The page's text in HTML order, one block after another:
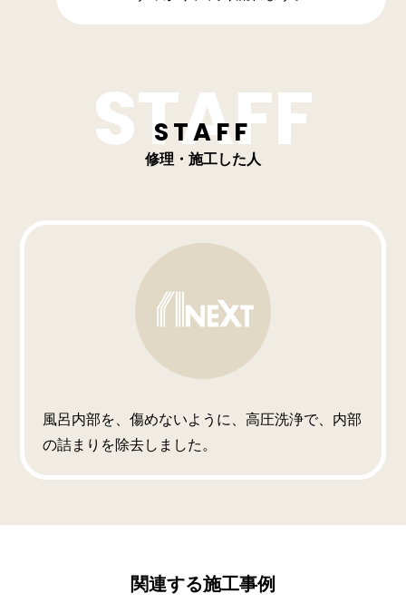
STAFF
修理・施工した人
風呂内部を、傷めないように、高圧洗浄で、内部
の詰まりを除去しました。
関連する施工事例